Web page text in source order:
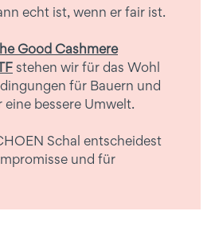
echt ist, wenn er fair ist.
Good Cashmere
stehen wir für das Wohl
für Bauern und
bessere Umwelt.
Schal entscheidest
und für